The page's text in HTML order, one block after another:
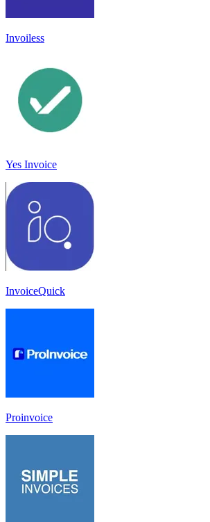
Invoiless
Yes Invoice
InvoiceQuick
Proinvoice